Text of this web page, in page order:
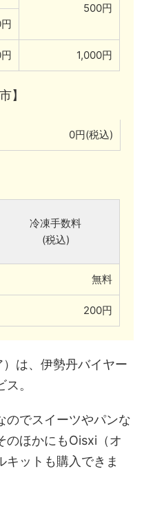
500円
1,000円
】
0円(税込)
冷凍手数料
(税込)
無料
200円
は、伊勢丹バイヤー
。
のでスイーツやパンな
のほかにもOisxi（オ
キットも購入できま